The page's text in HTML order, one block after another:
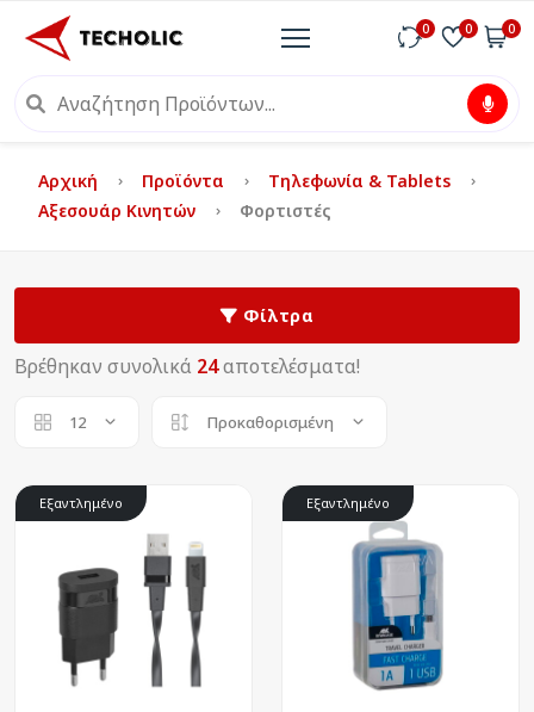
0 0 0
Αρχική Προϊόντα
Τηλεφωνία & Tablets
Αξεσουάρ Κινητών
Φορτιστές
Φίλτρα
Βρέθηκαν συνολικά 24αποτελέσματα!
12 Προκαθορισμένη
Εξαντλημένο Εξαντλημένο